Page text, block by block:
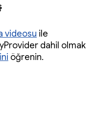
videosu ile
dahil olmak
öğrenin.